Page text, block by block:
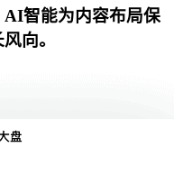
智能为内容布局保
向。